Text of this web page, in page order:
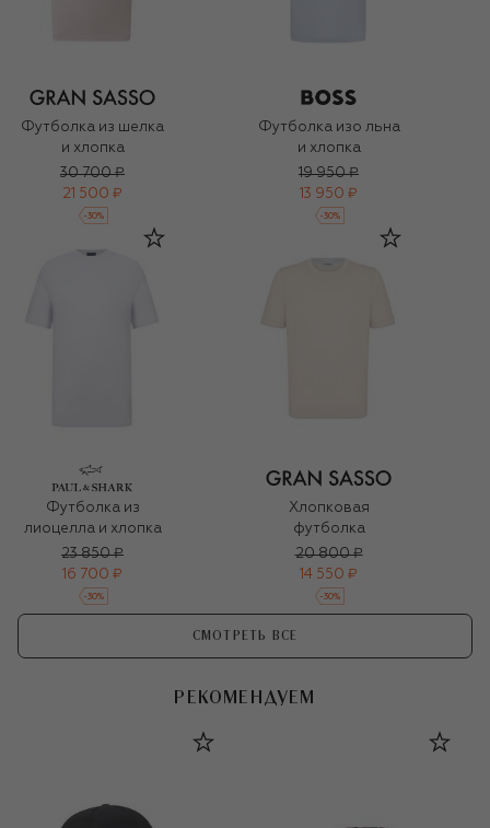
Футболка из шелка
и хлопка
30 700 ₽
21 500 ₽
-30%
Футболка изо льна
и хлопка
19 950 ₽
13 950 ₽
-30%
Футболка из
лиоцелла и хлопка
23 850 ₽
16 700 ₽
-30%
Хлопковая
футболка
20 800 ₽
14 550 ₽
-30%
СМОТРЕТЬ ВСЕ
РЕКОМЕНДУЕМ